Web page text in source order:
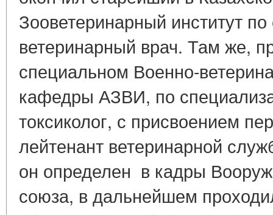
Зооветеринарный институт
ветеринарный врач. Там же,
специальном Военно-
кафедры АЗВИ, по
токсиколог, с присвоением
лейтенант ветеринарной
он определен в кадры
союза, в дальнейшем